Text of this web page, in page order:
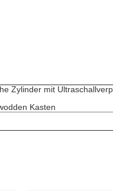
Zylinder mit
Kasten